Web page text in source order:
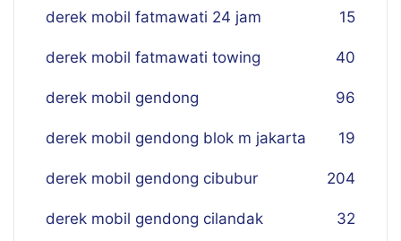
derek mobil fatmawati 24 jam 15
derek mobil fatmawati towing 40
derek mobil gendong 96
derek mobil gendong blok m jakarta 19
derek mobil gendong cibubur 204
derek mobil gendong cilandak 32